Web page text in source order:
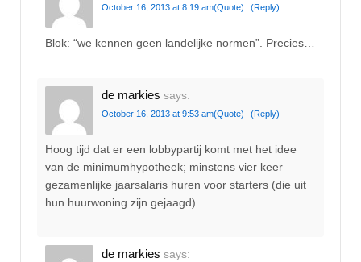
October 16, 2013 at 8:19 am(Quote) (Reply)
Blok: “we kennen geen landelijke normen”. Precies…
de markies says:
October 16, 2013 at 9:53 am(Quote) (Reply)
Hoog tijd dat er een lobbypartij komt met het idee
van de minimumhypotheek; minstens vier keer
gezamenlijke jaarsalaris huren voor starters (die uit
hun huurwoning zijn gejaagd).
de markies says: